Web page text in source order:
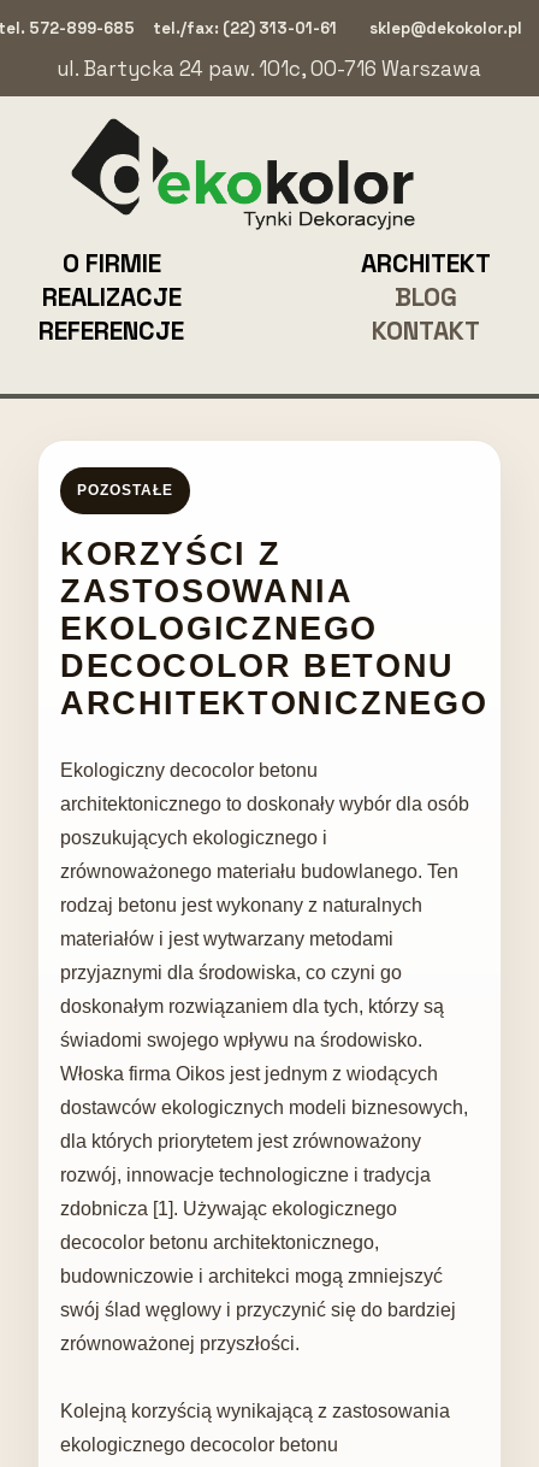
KONTAKT
BLOG
REALIZACJE
ARCHITEKT
REFERENCJE
O FIRMIE
ul. Bartycka 24 paw. 101c, 00-716 Warszawa
sklep@dekokolor.pl
tel./fax: (22) 313-01-61
572-899-685
POZOSTAŁE
KORZYŚCI Z
ZASTOSOWANIA
EKOLOGICZNEGO
DECOCOLOR BETONU
ARCHITEKTONICZNEGO
Ekologiczny decocolor betonu
architektonicznego to doskonały wybór dla osób
poszukujących ekologicznego i
zrównoważonego materiału budowlanego. Ten
rodzaj betonu jest wykonany z naturalnych
materiałów i jest wytwarzany metodami
przyjaznymi dla środowiska, co czyni go
doskonałym rozwiązaniem dla tych, którzy są
świadomi swojego wpływu na środowisko.
Włoska firma Oikos jest jednym z wiodących
dostawców ekologicznych modeli biznesowych,
dla których priorytetem jest zrównoważony
rozwój, innowacje technologiczne i tradycja
zdobnicza [1]. Używając ekologicznego
decocolor betonu architektonicznego,
budowniczowie i architekci mogą zmniejszyć
swój ślad węglowy i przyczynić się do bardziej
zrównoważonej przyszłości.
Kolejną korzyścią wynikającą z zastosowania
ekologicznego decocolor betonu